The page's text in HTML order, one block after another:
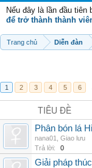
Nếu đây là lần đầu
để trở thành thành
Trang chủ Diễn đàn
1 2 3 4 5 6
TIÊU ĐỀ
Phân bón lá
nana01
Giao lưu
Trả lời:
0
Giải pháp